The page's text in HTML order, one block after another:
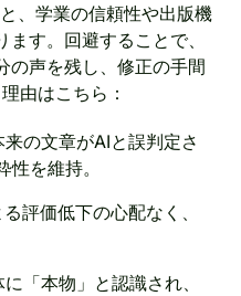
、学業の信頼性や出版機
す。回避することで、
の声を残し、修正の手間
由はこちら：
来の文章がAIと誤判定さ
を維持。
評価低下の心配なく、
「本物」と認識され、